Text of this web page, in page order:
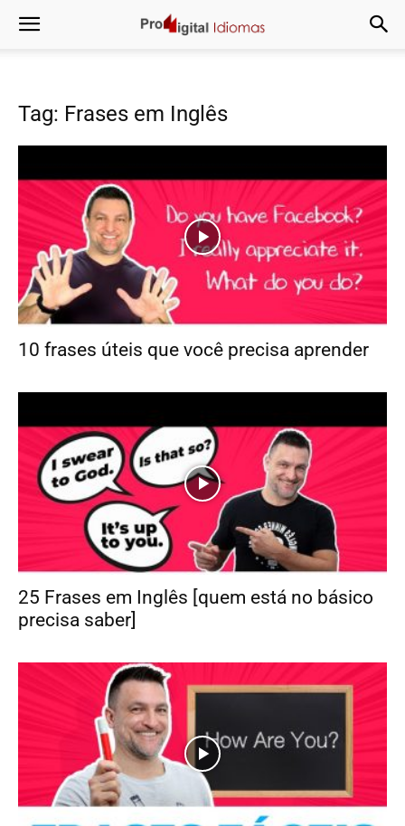
Tag: Frases em Inglês
10 frases úteis que você precisa aprender
25 Frases em Inglês [quem está no básico
precisa saber]